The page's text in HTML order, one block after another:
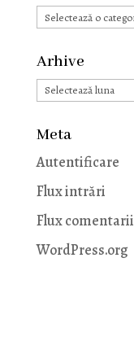
Categorii
Arhive
Arhive
Meta
Autentificare
Flux intrări
Flux comentarii
WordPress.org